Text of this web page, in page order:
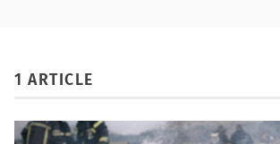
1 ARTICLE